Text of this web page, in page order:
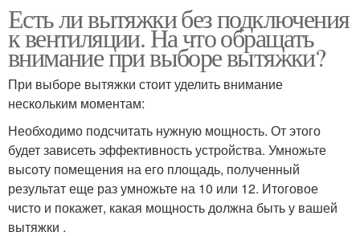
Есть ли вытяжки без подключения
к вентиляции. На что обращать
внимание при выборе вытяжки?
При выборе вытяжки стоит уделить внимание
нескольким моментам:
Необходимо подсчитать нужную мощность. От этого
будет зависеть эффективность устройства. Умножьте
высоту помещения на его площадь, полученный
результат еще раз умножьте на 10 или 12. Итоговое
чисто и покажет, какая мощность должна быть у вашей
вытяжки .